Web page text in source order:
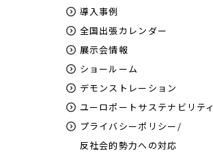
導入事例
全国出張カレンダー
展示会情報
ショールーム
デモンストレーション
ユーロポートサステナビリティ
プライバシーポリシー/
反社会的勢力への対応